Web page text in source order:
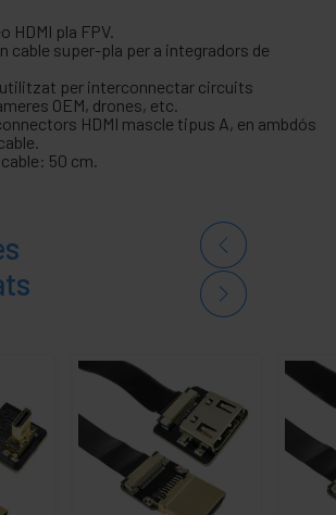
HDMI pla FPV.
cable super-pla per a integradors de
utilitzat per interconnectar circuits
OEM, drones, etc.
HDMI mascle tipus A, en ambdós
50 cm.